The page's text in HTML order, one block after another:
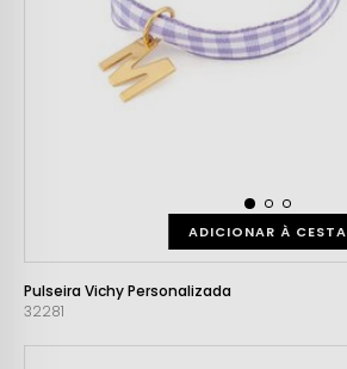
ADICIONAR À CESTA
Pulseira Vichy Personalizada
32281